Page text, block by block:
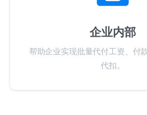
企业内部
帮助企业实现批量代付工资、付